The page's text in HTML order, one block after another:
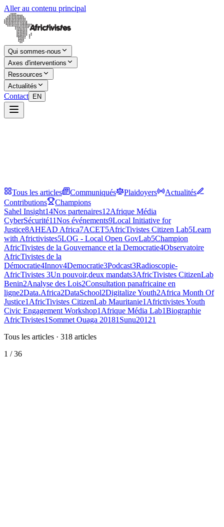
Aller au contenu principal
Qui sommes-nous
Axes d'interventions
Ressources
Actualités
Contact EN
Tous les articles Communiqués Plaidoyers
Actualités
Contributions
Champions
Sahel Insight14Nos partenaires12Afrique Média
CyberSécurité11Nos événements9Local Initiative for
Justice8AHEAD Africa7ACET5AfricTivistes Citizen Lab5Learn
with Africtivistes5LOG - Local Open GovLab5Champion
AfricTivistes de la Gouvernance et la Democratie4Observatoire
AfricTivistes de la
Démocratie4Innov4Democratie3Podcast3Radioscopie-
AfricTivistes 3Un pouvoir,deux mandats3AfricTivistes CitizenLab
Benin2Analyse des Lois2Consultation panafricaine en
ligne2Data.Africa2DataSchool2Digitalize Youth2Africa Month Of
Justice1 AfricTivistes CitizenLab Mauritanie1 Africtivistes Youth
Civic Engagement Workshop1 Afrique Média Lab1Biographie
AfricTivistes1 Sommet Ouaga 20181 Sunu20121
Tous les articles · 318 articles
1 /36